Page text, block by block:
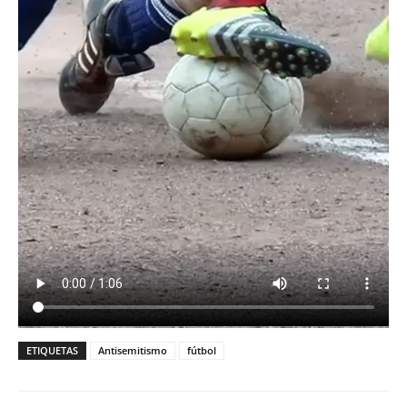
ETIQUETAS Antisemitismo fútbol